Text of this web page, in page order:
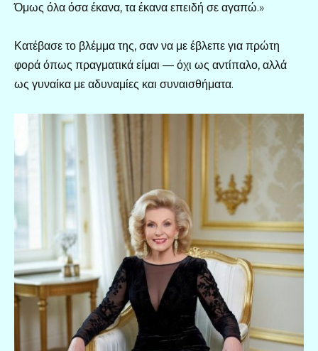
Όμως όλα όσα έκανα, τα έκανα επειδή σε αγαπώ.»
Κατέβασε το βλέμμα της, σαν να με έβλεπε για πρώτη
φορά όπως πραγματικά είμαι — όχι ως αντίπαλο, αλλά
ως γυναίκα με αδυναμίες και συναισθήματα.